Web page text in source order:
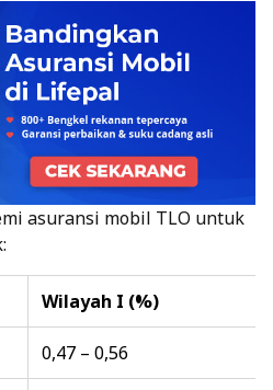
asuransi mobil TLO untuk
Wilayah I (%)
0,47 – 0,56